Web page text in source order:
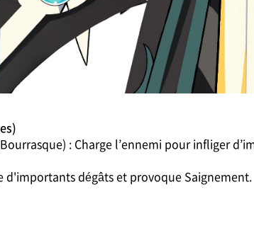
: Charge l’ennemi pour infliger
dégâts et provoque Saignement.